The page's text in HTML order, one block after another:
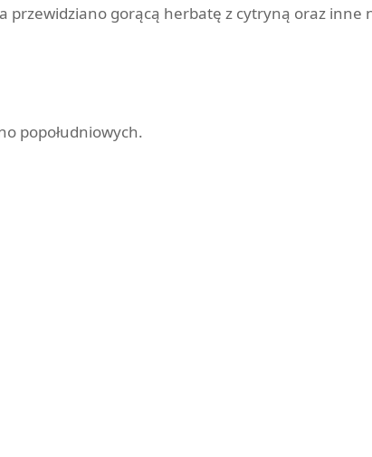
przewidziano gorącą herbatę z cytryną oraz inne
popołudniowych.